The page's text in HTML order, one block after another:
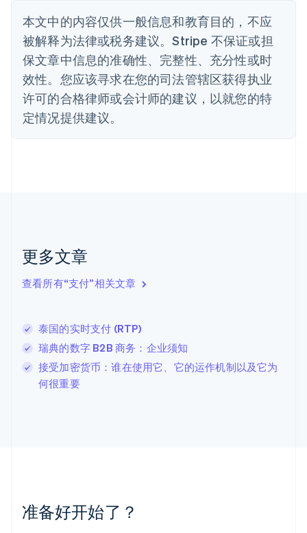
本文中的内容仅供一般信息和教育目的，不应
被解释为法律或税务建议。Stripe 不保证或担
保文章中信息的准确性、完整性、充分性或时
效性。您应该寻求在您的司法管辖区获得执业
许可的合格律师或会计师的建议，以就您的特
定情况提供建议。
更多文章
查看所有“支付”相关文章
泰国的实时支付 (RTP)
瑞典的数字 B2B 商务：企业须知
接受加密货币：谁在使用它、它的运作机制以及它为
何很重要
准备好开始了？
English
丹麦
English
德国
DeutschEnglish
法国
FrançaisEnglish
芬兰
EnglishSvenska
English Italiano
拉脱维亚
立陶宛
DeutschEnglish
卢森堡
FrançaisDeutsch English
罗马尼亚
English
挪威